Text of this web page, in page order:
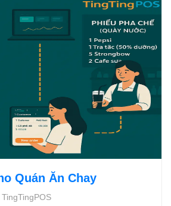
Quán Ăn Chay
TingTingPOS